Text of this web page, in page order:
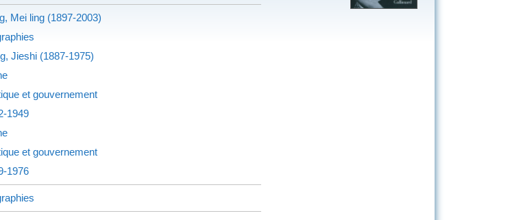
Mei ling (1897-2003)
Jieshi (1887-1975)
et gouvernement
1949
et gouvernement
1976